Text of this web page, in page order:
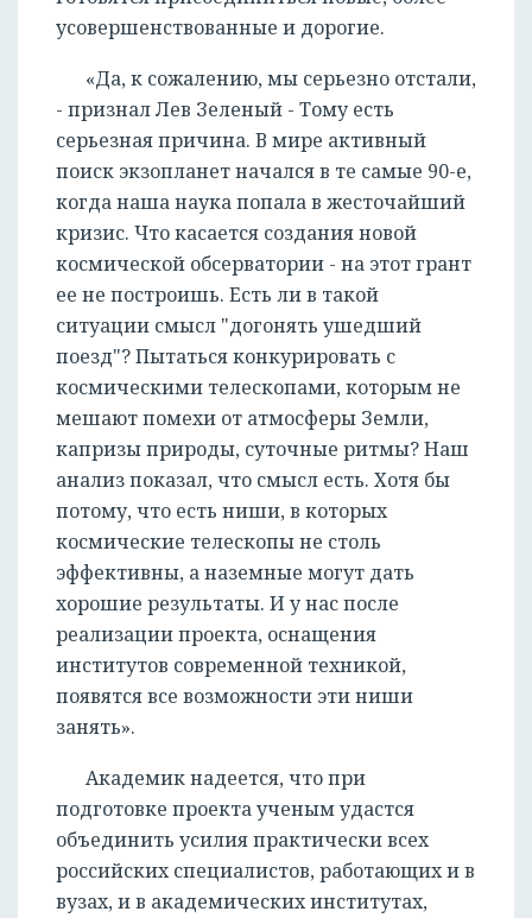
усовершенствованные и дорогие.
«Да, к сожалению, мы серьезно отстали,
- признал Лев Зеленый - Тому есть
серьезная причина. В мире активный
поиск экзопланет начался в те самые 90-е,
когда наша наука попала в жесточайший
кризис. Что касается создания новой
космической обсерватории - на этот грант
ее не построишь. Есть ли в такой
ситуации смысл "догонять ушедший
поезд"? Пытаться конкурировать с
космическими телескопами, которым не
мешают помехи от атмосферы Земли,
капризы природы, суточные ритмы? Наш
анализ показал, что смысл есть. Хотя бы
потому, что есть ниши, в которых
космические телескопы не столь
эффективны, а наземные могут дать
хорошие результаты. И у нас после
реализации проекта, оснащения
институтов современной техникой,
появятся все возможности эти ниши
занять».
Академик надеется, что при
подготовке проекта ученым удастся
объединить усилия практически всех
российских специалистов, работающих и в
вузах, и в академических институтах,